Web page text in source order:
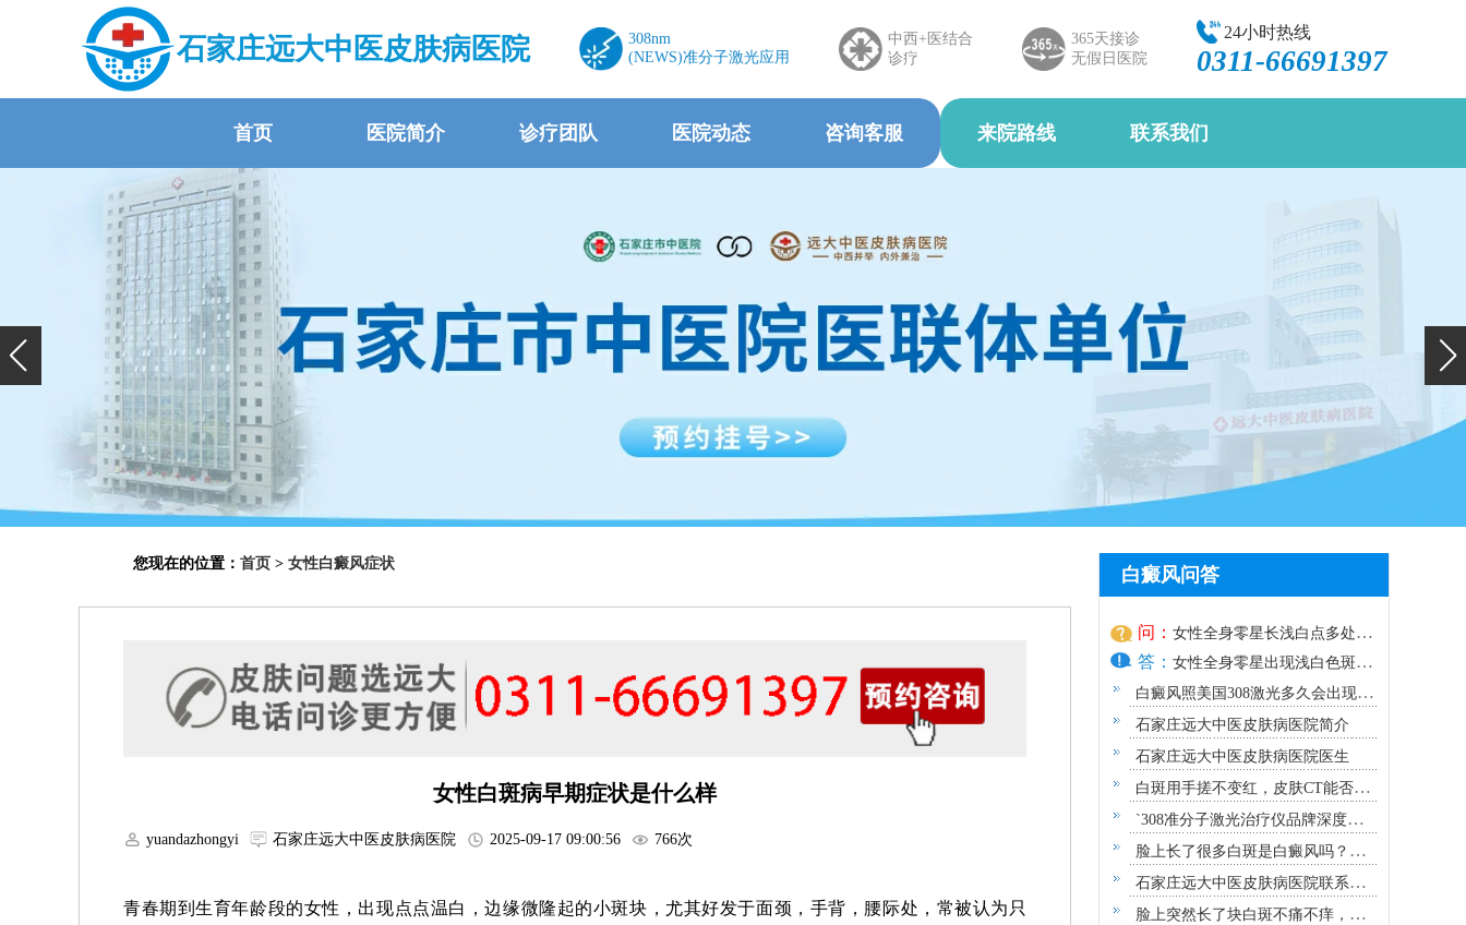
石家庄远大中医皮肤病医院
308nm
(NEWS)准分子激光应用
中西+医结合
诊疗
365天接诊
无假日医院
24小时热线
0311-66691397
首页 医院简介 诊疗团队 医院动态 咨询客服 来院路线 联系我们
您现在的位置： 首页 > 女性白癜风症状
女性白斑病早期症状是什么样
yuandazhongyi 石家庄远大中医皮肤病医院 2025-09-17 09:00:56 766次
青春期到生育年龄段的女性，出现点点温白，边缘微隆起的小斑块，尤其好发于面颈，手背，腰际处，常被认为只
白癜风问答
问： 女性全身零星长浅白点多处小
块白斑是什么
答： 女性全身零星出现浅白色斑
点，多处
白癜风照美国308激光多久会出现效
果？
石家庄远大中医皮肤病医院简介
石家庄远大中医皮肤病医院医生
白斑用手搓不变红，皮肤CT能否确
诊白癜风？
`308准分子激光治疗仪品牌深度解
析：专业视角下的优选指南`
脸上长了很多白斑是白癜风吗？需
要做哪些检查？
石家庄远大中医皮肤病医院联系方
式地址
脸上突然长了块白斑不痛不痒，原